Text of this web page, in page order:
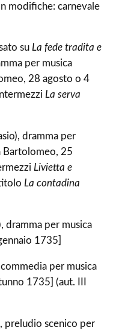
modifiche: carnevale
su La fede tradita e
per musica
28 agosto o 4
La serva
dramma per
Bartolomeo, 25
Livietta e
La contadina
dramma per musica
1735]
per musica
1735] (aut. III
preludio scenico per